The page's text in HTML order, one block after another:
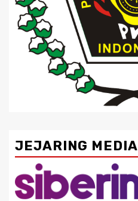
JEJARING MEDIA